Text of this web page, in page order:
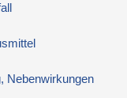
Nebenwirkungen